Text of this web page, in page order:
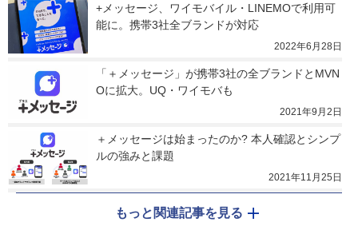
+メッセージ、ワイモバイル・LINEMOで利用可
能に。携帯3社全ブランドが対応
2022年6月28日
「＋メッセージ」が携帯3社の全ブランドとMVN
Oに拡大。UQ・ワイモバも
2021年9月2日
＋メッセージは始まったのか? 本人確認とシンプ
ルの強みと課題
2021年11月25日
もっと関連記事を見る